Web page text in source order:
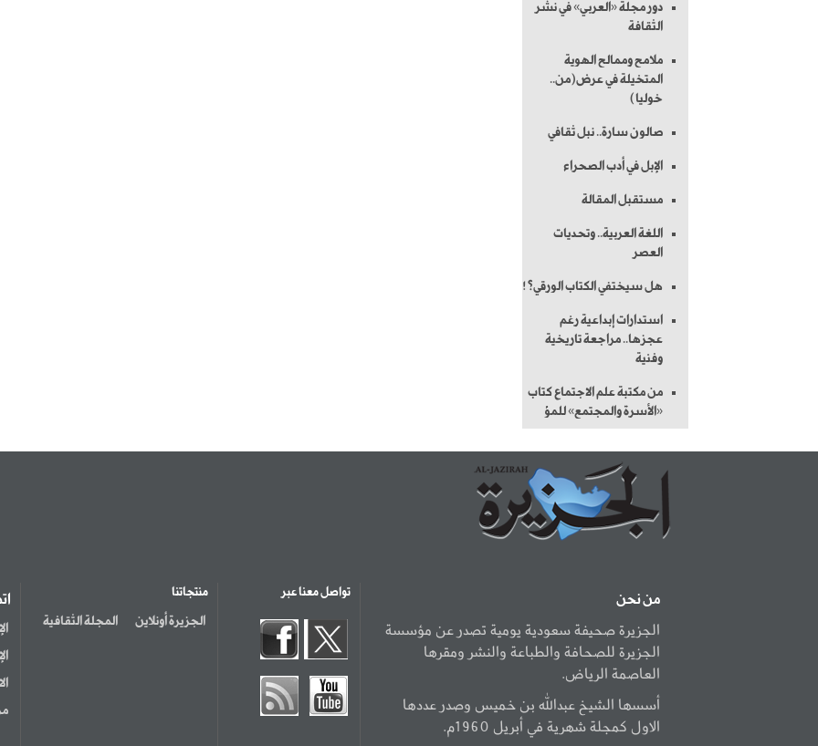
دور مجلة «العربي» في نشر
الثقافة
ملامح وممالح الهوية
المتخيلة في عرض(من..
خوليا)
صالون سارة.. نبل ثقافي
الإبل في أدب الصحراء
مستقبل المقالة
اللغة العربية.. وتحديات
العصر
هل سيختفي الكتاب الورقي؟!
استدارات إبداعية رغم
عجزها.. مراجعة تاريخية
وفنية
من مكتبة علم الاجتماع كتاب
«الأسرة والمجتمع» للمؤ
من نحن
الجزيرة صحيفة سعودية يومية تصدر عن مؤسسة
الجزيرة للصحافة والطباعة والنشر ومقرها
العاصمة الرياض.
أسسها الشيخ عبدالله بن خميس وصدر عددها
الاول كمجلة شهرية في أبريل 1960م.
تواصل معنا عبر منتجاتنا
الجزيرة أونلاين المجلة الثقافية